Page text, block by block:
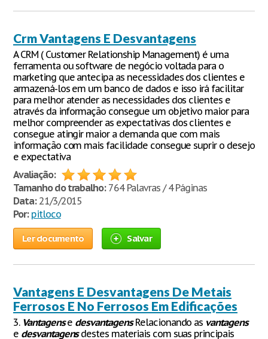
Crm Vantagens E Desvantagens
A CRM ( Customer Relationship Management) é uma
ferramenta ou software de negócio voltada para o
marketing que antecipa as necessidades dos clientes e
armazená-los em um banco de dados e isso irá facilitar
para melhor atender as necessidades dos clientes e
através da informação consegue um objetivo maior para
melhor compreender as expectativas dos clientes e
consegue atingir maior a demanda que com mais
informação com mais facilidade consegue suprir o desejo
e expectativa
Avaliação:
Tamanho do trabalho:764 Palavras / 4 Páginas
Data:21/3/2015
Por: pitloco
Ler documento Salvar
Vantagens E Desvantagens De Metais
Ferrosos E No Ferrosos Em Edificações
3. Vantagense desvantagensRelacionando as vantagens
e desvantagensdestes materiais com suas principais